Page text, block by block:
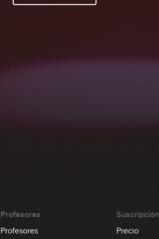
Profesores
Profesores
Suscripción
Precio